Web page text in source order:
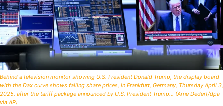
Behind a television monitor showing U.S. President Donald Trump, the display board
with the Dax curve shows falling share prices, in Frankfurt, Germany, Thursday April 3,
2025, after the tariff package announced by U.S. President Trump... (Arne Dedert/dpa
via AP)